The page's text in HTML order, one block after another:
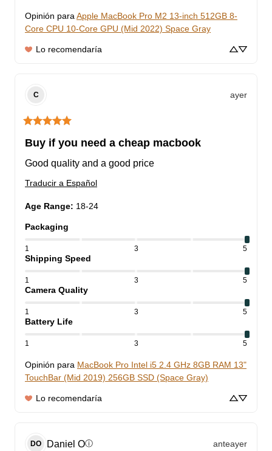
Opinión para Apple MacBook Pro M2 13-inch 512GB 8-
Core CPU 10-Core GPU (Mid 2022) Space Gray
Lo recomendaría
C ayer
Buy if you need a cheap macbook
Good quality and a good price
Traducir a Español
Age Range: 18-24
Packaging
1 3 5
Shipping Speed
1 3 5
Camera Quality
1 3 5
Battery Life
1 3 5
Opinión para MacBook Pro Intel i5 2.4 GHz 8GB RAM 13"
TouchBar (Mid 2019) 256GB SSD (Space Gray)
Lo recomendaría
DO Daniel Oⓘ anteayer